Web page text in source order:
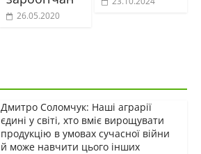
26.05.2020
Дмитро Соломчук: Наші аграрії
єдині у світі, хто вміє вирощувати
продукцію в умовах сучасної війни
й може навчити цього інших